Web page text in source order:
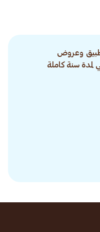
وعروض
سنة كاملة